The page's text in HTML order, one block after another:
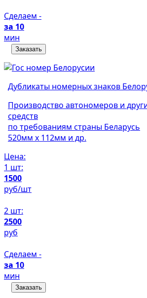
Сделаем -
за 10
мин
Заказать
Дубликаты номерных знаков
Производство автономеров и
средств
по требованиям страны Беларусь
520мм х 112мм и др.
Цена:
1 шт:
1500
руб/шт
2 шт:
2500
руб
Сделаем -
за 10
мин
Заказать